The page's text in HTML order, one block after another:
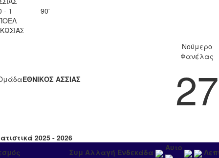
- 1
90'
ΕΘΝΙΚΟΣ ΑΣΣΙΑΣ
Νούμερο
Φανέλας
27
2025 - 2026
Συμ Αλλαγή Ενδεκάδα Αυτο